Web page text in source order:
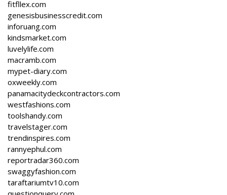
fitfllex.com
genesisbusinesscredit.com
inforuang.com
kindsmarket.com
luvelylife.com
macramb.com
mypet-diary.com
oxweekly.com
panamacitydeckcontractors.com
westfashions.com
toolshandy.com
travelstager.com
trendinspires.com
rannyephul.com
reportradar360.com
swaggyfashion.com
taraftariumtv10.com